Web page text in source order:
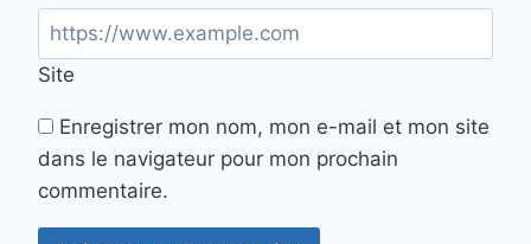
Site
Enregistrer mon nom, mon e-mail et mon site
dans le navigateur pour mon prochain
commentaire.